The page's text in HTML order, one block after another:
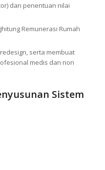
dan penentuan nilai
Remunerasi Rumah
serta membuat
medis dan non
Sistem